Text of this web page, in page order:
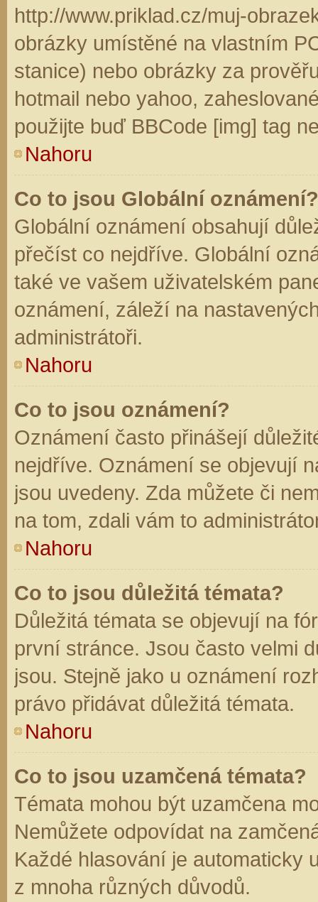
http://www.priklad.cz/muj-
obrázky umístěné na vlastním
stanice) nebo obrázky za
hotmail nebo yahoo,
použijte buď BBCode [img] tag
Nahoru
Co to jsou Globální oznámení?
Globální oznámení obsahují
přečíst co nejdříve. Globální
také ve vašem uživatelském
oznámení, záleží na
administrátoři.
Nahoru
Co to jsou oznámení?
Oznámení často přinášejí
nejdříve. Oznámení se objevují
jsou uvedeny. Zda můžete či
na tom, zdali vám to
Nahoru
Co to jsou důležitá témata?
Důležitá témata se objevují na
první stránce. Jsou často velmi
jsou. Stejně jako u oznámení
právo přidávat důležitá témata.
Nahoru
Co to jsou uzamčená témata?
Témata mohou být uzamčena
Nemůžete odpovídat na
Každé hlasování je automaticky
z mnoha různých důvodů.